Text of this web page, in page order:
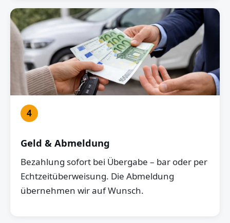
4
Geld & Abmeldung
Bezahlung sofort bei Übergabe – bar oder per
Echtzeitüberweisung. Die Abmeldung
übernehmen wir auf Wunsch.